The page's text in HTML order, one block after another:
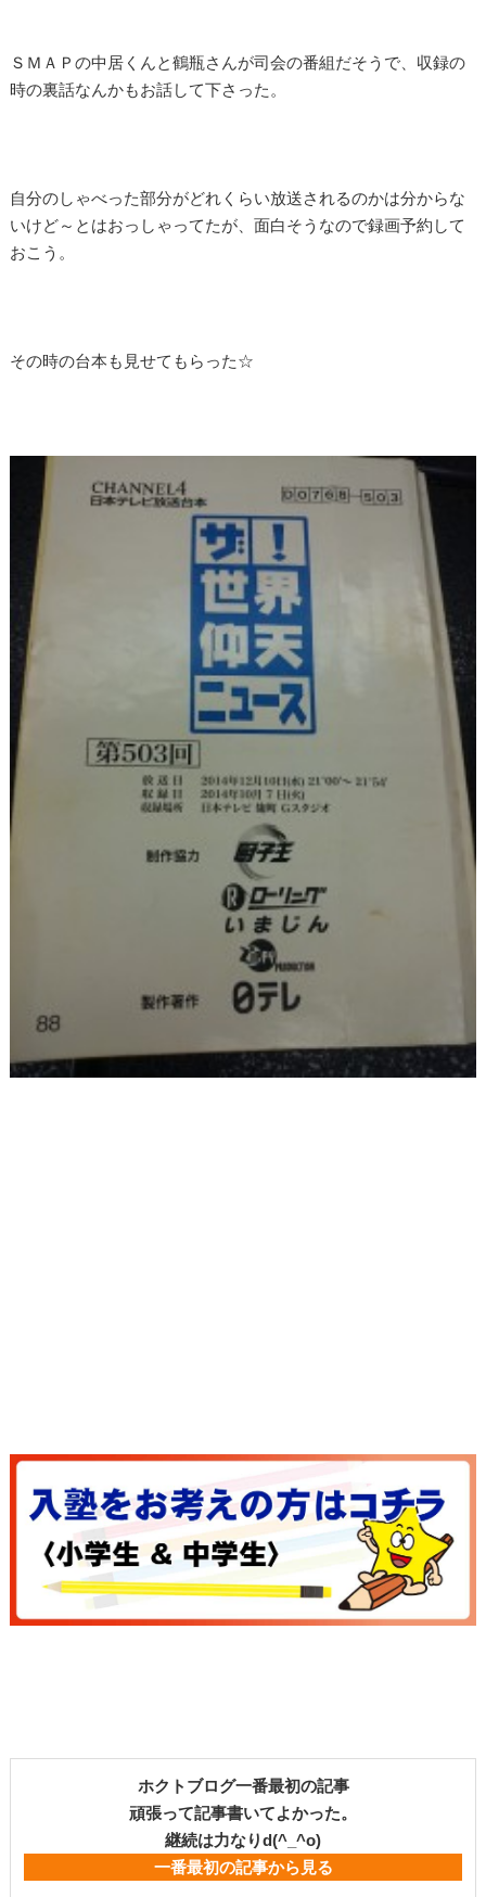
ＳＭＡＰの中居くんと鶴瓶さんが司会の番組だそうで、収録の
時の裏話なんかもお話して下さった。
自分のしゃべった部分がどれくらい放送されるのかは分からな
いけど～とはおっしゃってたが、面白そうなので録画予約して
おこう。
その時の台本も見せてもらった☆
ホクトブログ一番最初の記事
頑張って記事書いてよかった。
継続は力なりd(^_^o)
一番最初の記事から見る